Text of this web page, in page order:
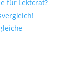
für Lektorat?